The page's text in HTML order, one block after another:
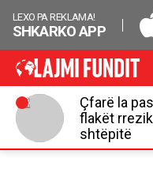
LEXO PA REKLAMA!
SHKARKO APP
Çfarë la
flakët
shtëpitë